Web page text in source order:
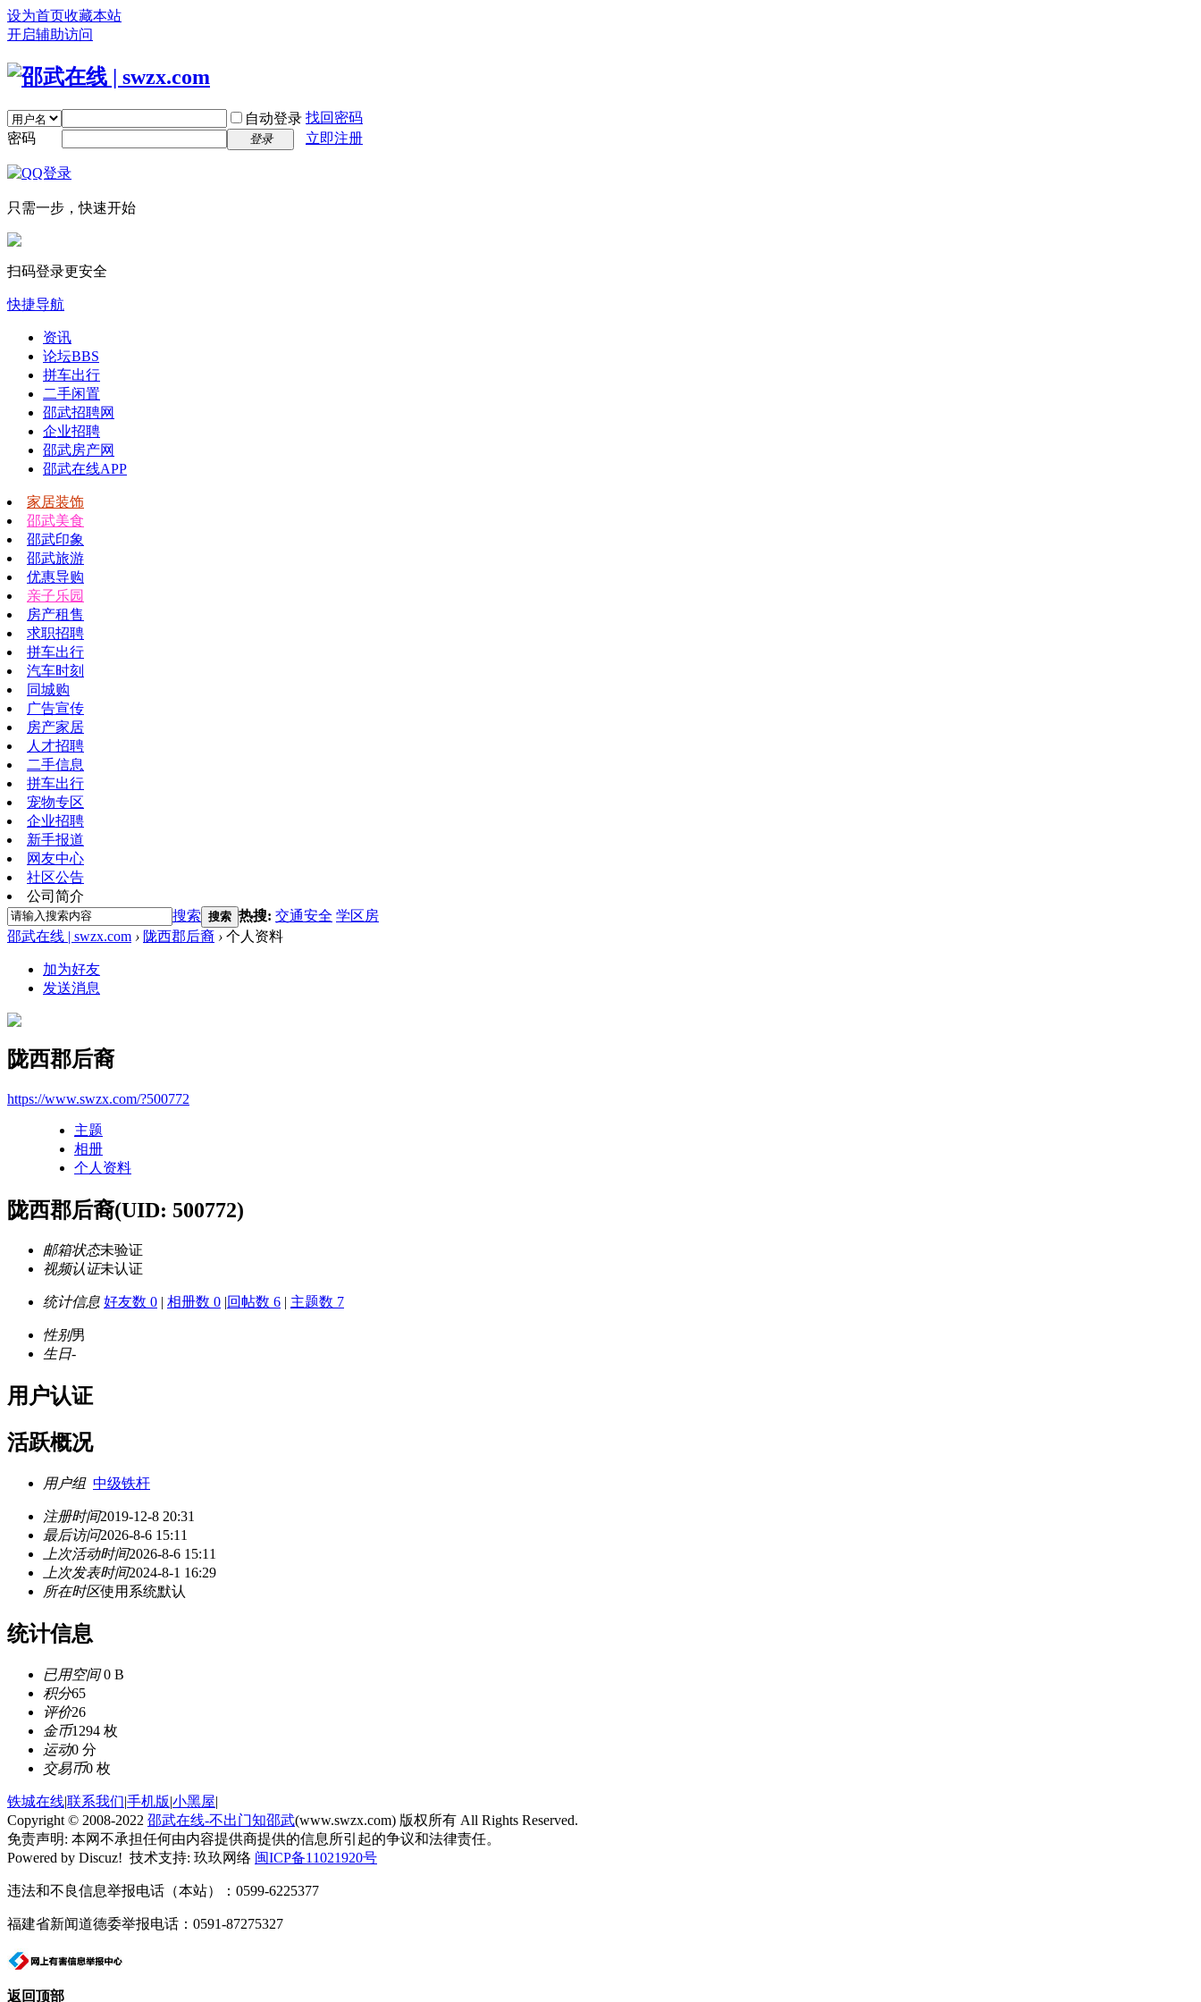
设为首页收藏本站
开启辅助访问
自动登录 找回密码
密码
登录 立即注册
只需一步，快速开始
扫码登录更安全
快捷导航
资讯
论坛BBS
拼车出行
二手闲置
邵武招聘网
企业招聘
邵武房产网
邵武在线APP
家居装饰
邵武美食
邵武印象
邵武旅游
优惠导购
亲子乐园
房产租售
求职招聘
拼车出行
汽车时刻
同城购
广告宣传
房产家居
人才招聘
二手信息
拼车出行
宠物专区
企业招聘
新手报道
网友中心
社区公告
公司简介
搜索 搜索 热搜: 交通安全 学区房
邵武在线 | swzx.com › 陇西郡后裔 › 个人资料
加为好友
发送消息
陇西郡后裔
https://www.swzx.com/?500772
主题
相册
个人资料
陇西郡后裔(UID: 500772)
邮箱状态未验证
视频认证未认证
统计信息 好友数 0 | 相册数 0 |回帖数 6 | 主题数 7
性别男
生日-
用户认证
活跃概况
用户组 中级铁杆
注册时间2019-12-8 20:31
最后访问2026-8-6 15:11
上次活动时间2026-8-6 15:11
上次发表时间2024-8-1 16:29
所在时区使用系统默认
统计信息
已用空间0 B
积分65
评价26
金币1294 枚
运动0 分
交易币0 枚
铁城在线|联系我们|手机版|小黑屋|
Copyright © 2008-2022 邵武在线-不出门知邵武(www.swzx.com) 版权所有 All Rights Reserved.
免责声明: 本网不承担任何由内容提供商提供的信息所引起的争议和法律责任。
Powered by Discuz! 技术支持: 玖玖网络 闽ICP备11021920号
违法和不良信息举报电话（本站）：0599-6225377
福建省新闻道德委举报电话：0591-87275327
返回顶部